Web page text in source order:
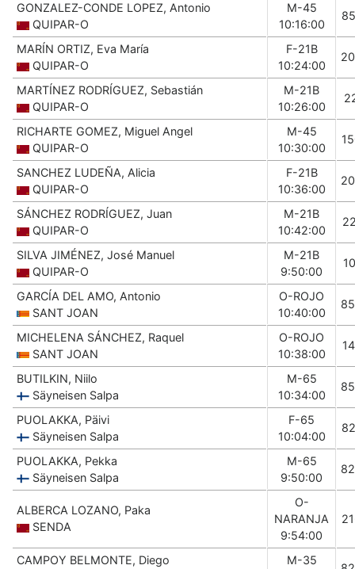
GONZALEZ-CONDE LOPEZ, Antonio
QUIPAR-O
M-45
10:16:00
MARÍN ORTIZ, Eva María
QUIPAR-O
F-21B
10:24:00
MARTÍNEZ RODRÍGUEZ, Sebastián
QUIPAR-O
M-21B
10:26:00
RICHARTE GOMEZ, Miguel Angel
QUIPAR-O
M-45
10:30:00
SANCHEZ LUDEÑA, Alicia
QUIPAR-O
F-21B
10:36:00
SÁNCHEZ RODRÍGUEZ, Juan
QUIPAR-O
M-21B
10:42:00
SILVA JIMÉNEZ, José Manuel
QUIPAR-O
M-21B
9:50:00
GARCÍA DEL AMO, Antonio
SANT JOAN
O-ROJO
10:40:00
MICHELENA SÁNCHEZ, Raquel
SANT JOAN
O-ROJO
10:38:00
BUTILKIN, Niilo
Säyneisen Salpa
M-65
10:34:00
PUOLAKKA, Päivi
Säyneisen Salpa
F-65
10:04:00
PUOLAKKA, Pekka
Säyneisen Salpa
M-65
9:50:00
ALBERCA LOZANO, Paka
SENDA
O-
NARANJA
9:54:00
CAMPOY BELMONTE, Diego
M-35